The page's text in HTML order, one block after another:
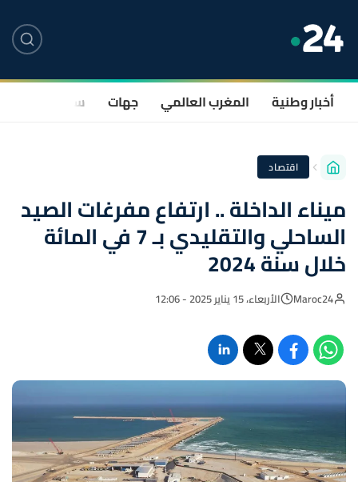
أخبار وطنية المغرب العالمي جهات سياسة
اقتصاد
ميناء الداخلة .. ارتفاع مفرغات الصيد
الساحلي والتقليدي بـ 7 في المائة
خلال سنة 2024
Maroc24 الأربعاء، 15 يناير 2025 - 12:06